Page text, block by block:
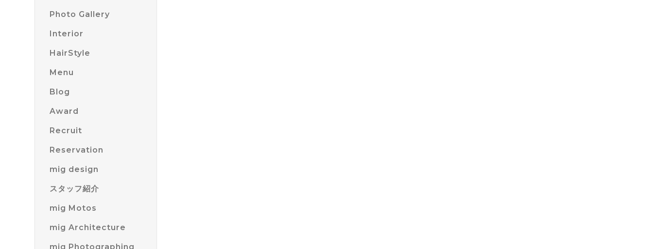
Photo Gallery
Interior
HairStyle
Menu
Blog
Award
Recruit
Reservation
mig design
スタッフ紹介
mig Motos
mig Architecture
mig Photographing